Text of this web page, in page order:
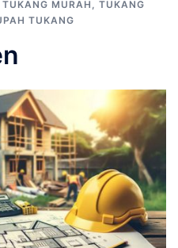
TUKANG MURAH , TUKANG
TUKANG